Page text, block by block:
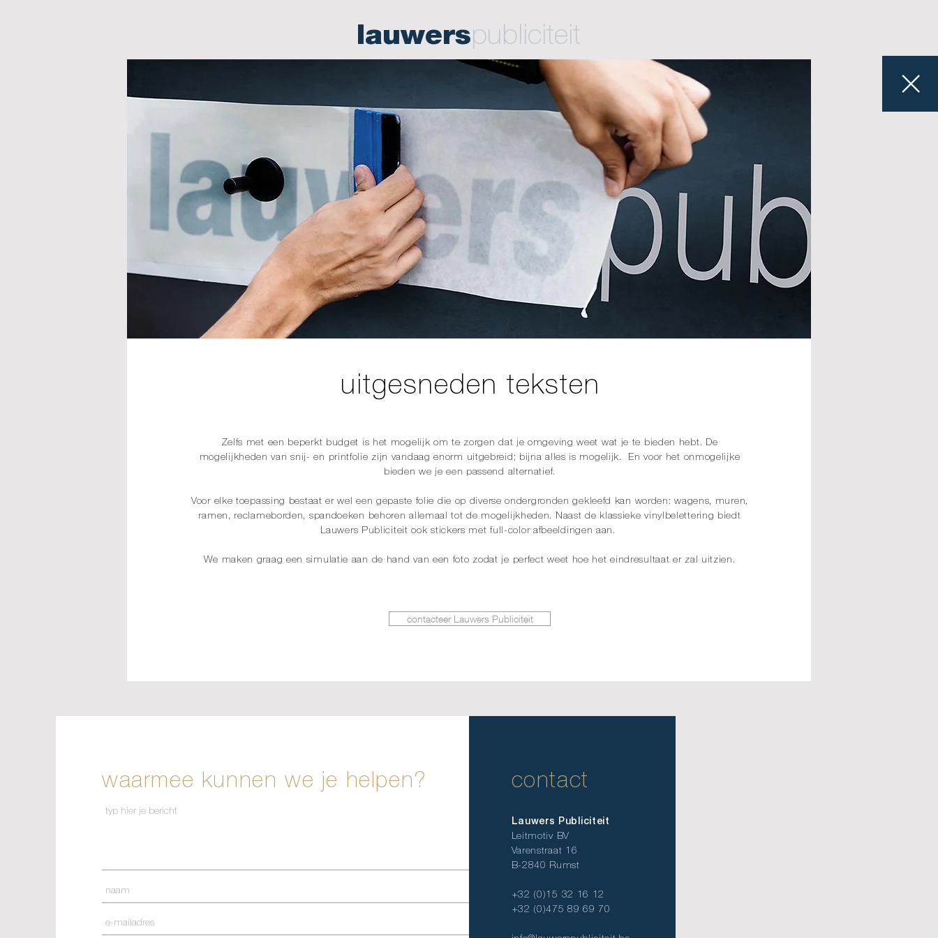
lauwerspubliciteit
uitgesneden teksten
Zelfs met een beperkt budget is het mogelijk om te zorgen dat je omgeving weet wat je te bieden hebt. De
mogelijkheden van snij- en printfolie zijn vandaag enorm uitgebreid; bijna alles is mogelijk. En voor het onmogelijke
bieden we je een passend alternatief.
Voor elke toepassing bestaat er wel een gepaste folie die op diverse ondergronden gekleefd kan worden: wagens, muren,
ramen, reclameborden, spandoeken behoren allemaal tot de mogelijkheden. Naast de klassieke vinylbelettering biedt
Lauwers Publiciteit ook stickers met full-color afbeeldingen aan.
We maken graag een simulatie aan de hand van een foto zodat je perfect weet hoe het eindresultaat er zal uitzien.
contacteer Lauwers Publiciteit
waarmee kunnen we je helpen? contact
Lauwers Publiciteit
Leitmotiv BV
Varenstraat 16
B-2840 Rumst
+32 (0)15 32 16 12
+32 (0)475 89 69 70